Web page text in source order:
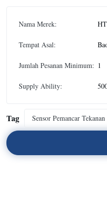
Nama Merek:
Tempat Asal:
Jumlah Pesanan Minimum: 1
Supply Ability:
Tag Sensor Pemancar Tekanan